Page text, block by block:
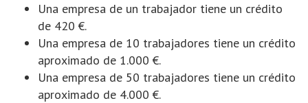
Una empresa de un trabajador tiene un crédito
de 420 €.
Una empresa de 10 trabajadores tiene un crédito
aproximado de 1.000 €.
Una empresa de 50 trabajadores tiene un crédito
aproximado de 4.000 €.